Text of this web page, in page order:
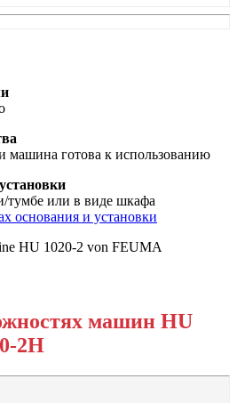
машина готова к использованию
тумбе или в виде шкафа
основания и установки
машин HU
2H